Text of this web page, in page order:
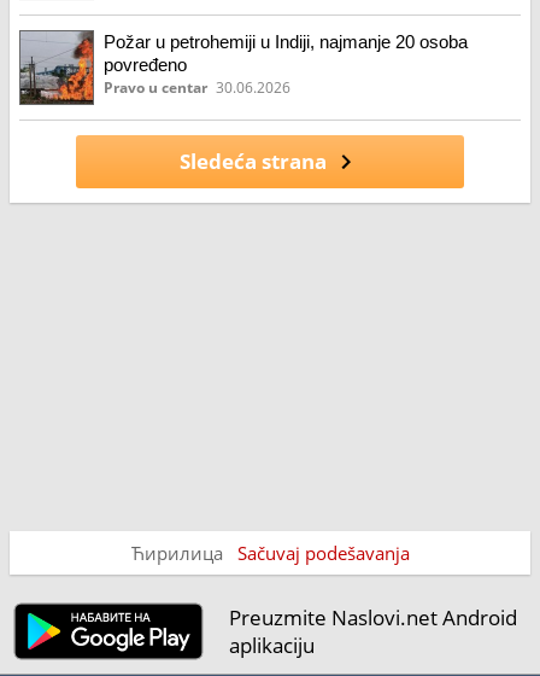
Požar u petrohemiji u Indiji, najmanje 20 osoba
povređeno
Pravo u centar 30.06.2026
Sledeća strana
Ћирилица Sačuvaj podešavanja
Preuzmite Naslovi.net Android
aplikaciju